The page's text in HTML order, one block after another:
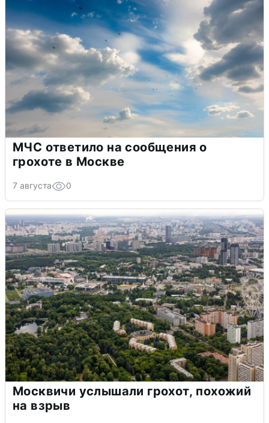
МЧС ответило на сообщения о
грохоте в Москве
7 августа 0
Москвичи услышали грохот, похожий
на взрыв